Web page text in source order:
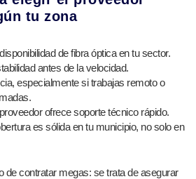
tu zona
de fibra óptica en tu sector.
antes de la velocidad.
especialmente si trabajas remoto o
ofrece soporte técnico rápido.
es sólida en tu municipio, no solo en
de contratar megas: se trata de asegurar